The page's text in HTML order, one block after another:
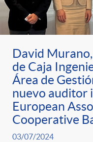
David
de Caja
Área de
nuevo auditor
European
Cooperative
03/07/2024